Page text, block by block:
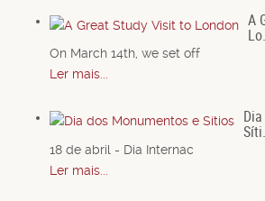
A
On March 14th, we set off
Ler mais...
18 de abril - Dia Internac
Ler mais...